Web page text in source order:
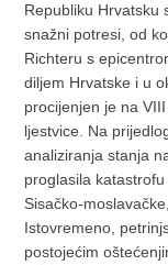
Republiku Hrvatsku
snažni potresi, od
Richteru s
diljem Hrvatske i u
procijenjen je na
ljestvice. Na
analiziranja stanja
proglasila
Sisačko-
Istovremeno,
postojećim